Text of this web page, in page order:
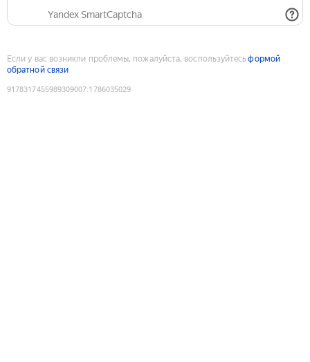
Yandex SmartCaptcha
Если у вас возникли проблемы, пожалуйста, воспользуйтесьформой
обратной связи
9178317455989309007:1786035029